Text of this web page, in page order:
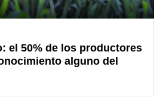
el 50% de los productores
alguno del